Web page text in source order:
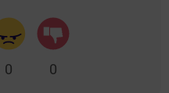
0 0